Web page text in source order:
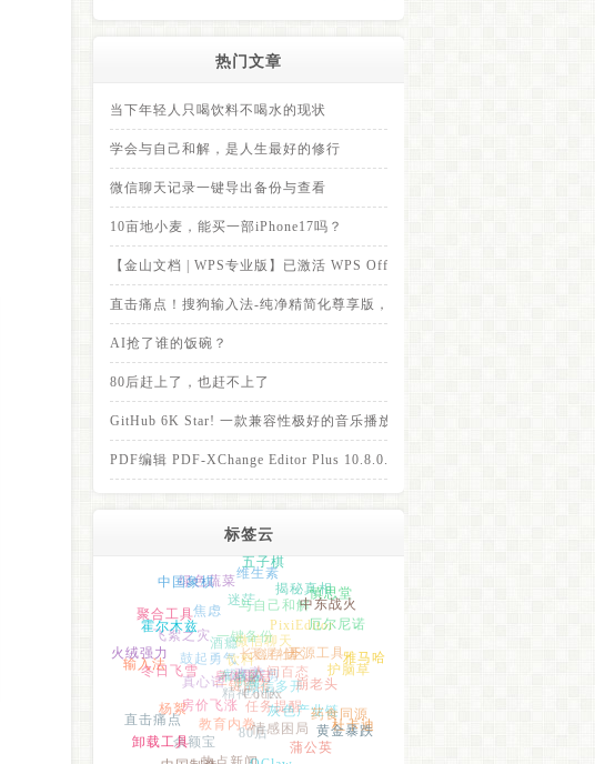
热门文章
当下年轻人只喝饮料不喝水的现状
学会与自己和解，是人生最好的修行
微信聊天记录一键导出备份与查看
10亩地小麦，能买一部iPhone17吗？
【金山文档 | WPS专业版】已激活 WPS Office Pro，里面内置的永久激活
直击痛点！搜狗输入法-纯净精简化尊享版，全面拦截各类弹窗广告
AI抢了谁的饭碗？
80后赶上了，也赶不上了
GitHub 6K Star! 一款兼容性极好的音乐播放器！
PDF编辑 PDF-XChange Editor Plus 10.8.0.405 免装便携版
标签云
任务提醒
长鑫存储
饮料
布洛芬
肌酐
截图裁剪
改变
身体重启
一键部署
精神小伙
Codex
微信多开
人间百态
天涯社区
微信聊天
一键备份
酒瘾
鼓起勇气
真心话
房价飞涨
教育内卷
80后
情感困局
灰色产业链
崩老头
开源工具
PixiEditor
与自己和解
迷茫
焦虑
飞絮之灾
冬日飞雪
杨絮
余额宝
热点新闻
蒲公英
药食同源
护脑草
厄尔尼诺
揭秘真相
维生素
绿色蔬菜
聚合工具
输入法
直击痛点
中国制造
杜卡迪
慎思堂
五子棋
中国象棋
火绒强力
卸载工具
黄金暴跌
中东战火